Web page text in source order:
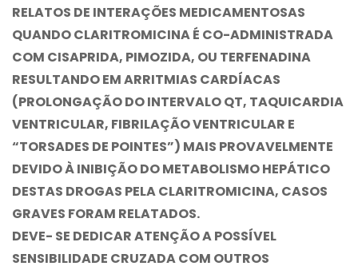
RELATOS DE INTERAÇÕES MEDICAMENTOSAS
QUANDO CLARITROMICINA É CO-ADMINISTRADA
COM CISAPRIDA, PIMOZIDA, OU TERFENADINA
RESULTANDO EM ARRITMIAS CARDÍACAS
(PROLONGAÇÃO DO INTERVALO QT, TAQUICARDIA
VENTRICULAR, FIBRILAÇÃO VENTRICULAR E
“TORSADES DE POINTES”) MAIS PROVAVELMENTE
DEVIDO À INIBIÇÃO DO METABOLISMO HEPÁTICO
DESTAS DROGAS PELA CLARITROMICINA, CASOS
GRAVES FORAM RELATADOS.
DEVE- SE DEDICAR ATENÇÃO A POSSÍVEL
SENSIBILIDADE CRUZADA COM OUTROS